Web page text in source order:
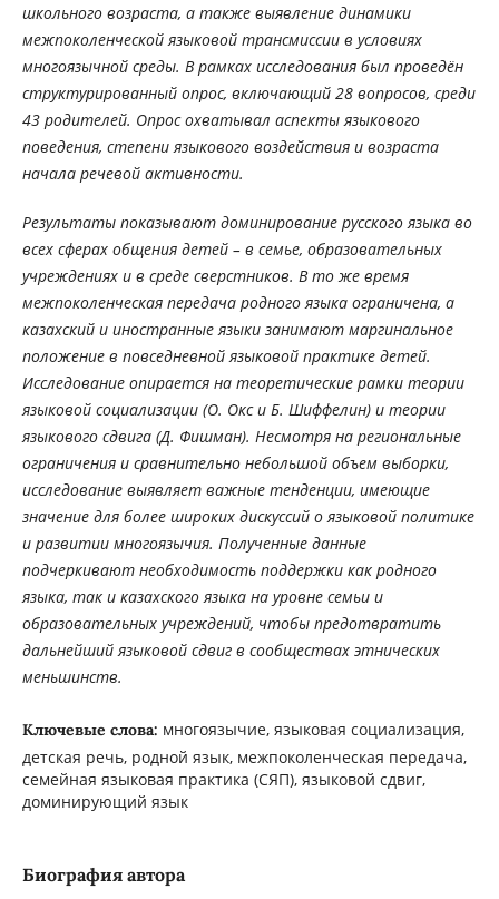
школьного возраста, а также выявление динамики
межпоколенческой языковой трансмиссии в условиях
многоязычной среды. В рамках исследования был проведён
структурированный опрос, включающий 28 вопросов, среди
43 родителей. Опрос охватывал аспекты языкового
поведения, степени языкового воздействия и возраста
начала речевой активности.
Результаты показывают доминирование русского языка во
всех сферах общения детей – в семье, образовательных
учреждениях и в среде сверстников. В то же время
межпоколенческая передача родного языка ограничена, а
казахский и иностранные языки занимают маргинальное
положение в повседневной языковой практике детей.
Исследование опирается на теоретические рамки теории
языковой социализации (О. Окс и Б. Шиффелин) и теории
языкового сдвига (Д. Фишман). Несмотря на региональные
ограничения и сравнительно небольшой объем выборки,
исследование выявляет важные тенденции, имеющие
значение для более широких дискуссий о языковой политике
и развитии многоязычия. Полученные данные
подчеркивают необходимость поддержки как родного
языка, так и казахского языка на уровне семьи и
образовательных учреждений, чтобы предотвратить
дальнейший языковой сдвиг в сообществах этнических
меньшинств.
Ключевые слова: многоязычие, языковая социализация,
детская речь, родной язык, межпоколенческая передача,
семейная языковая практика (СЯП), языковой сдвиг,
доминирующий язык
Биография автора